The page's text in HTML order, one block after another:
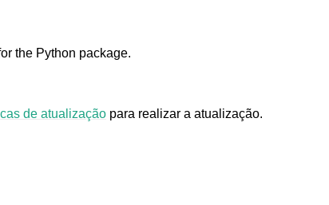
the Python package.
de atualização para realizar a atualização.